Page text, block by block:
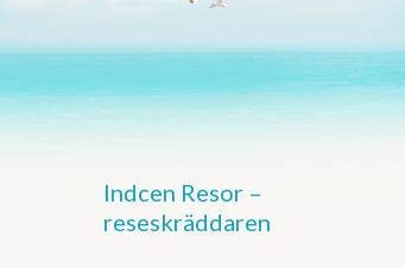
Indcen Resor –
reseskräddaren